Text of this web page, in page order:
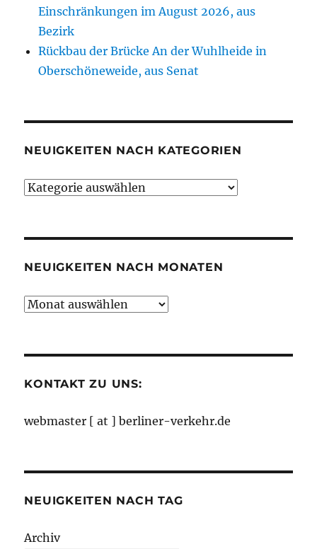
Einschränkungen im August 2026, aus
Bezirk
Rückbau der Brücke An der Wuhlheide in
Oberschöneweide, aus Senat
NEUIGKEITEN NACH KATEGORIEN
Neuigkeiten
NEUIGKEITEN NACH MONATEN
Neuigkeiten
KONTAKT ZU UNS:
webmaster [ at ] berliner-verkehr.de
NEUIGKEITEN NACH TAG
Archiv